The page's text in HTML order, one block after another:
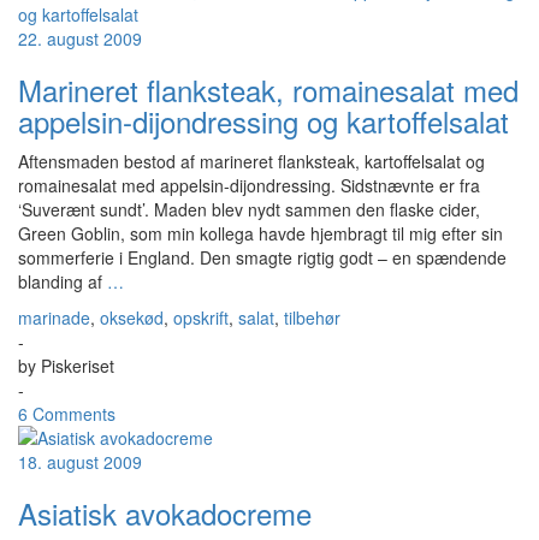
22. august 2009
Marineret flanksteak, romainesalat med
appelsin-dijondressing og kartoffelsalat
Aftensmaden bestod af marineret flanksteak, kartoffelsalat og
romainesalat med appelsin-dijondressing. Sidstnævnte er fra
‘Suverænt sundt’. Maden blev nydt sammen den flaske cider,
Green Goblin, som min kollega havde hjembragt til mig efter sin
sommerferie i England. Den smagte rigtig godt – en spændende
blanding af …
marinade, oksekød, opskrift, salat, tilbehør
-
by Piskeriset
-
6 Comments
18. august 2009
Asiatisk avokadocreme